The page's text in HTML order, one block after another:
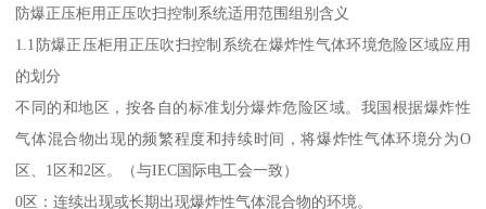
防爆正压柜用正压吹扫控制系统适用范围组别含义
1.1防爆正压柜用正压吹扫控制系统在爆炸性气体环境危险区域应用
的划分
不同的和地区，按各自的标准划分爆炸危险区域。我国根据爆炸性
气体混合物出现的频繁程度和持续时间，将爆炸性气体环境分为O
区、1区和2区。（与IEC国际电工会一致）
0区：连续出现或长期出现爆炸性气体混合物的环境。